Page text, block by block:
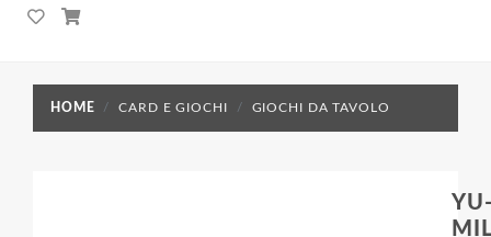
HOME CARD E GIOCHI GIOCHI DA TAVOLO